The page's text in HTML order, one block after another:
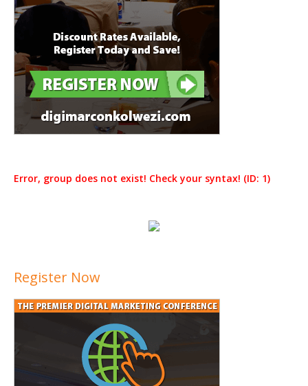
Error, group does not exist! Check your syntax! (ID: 1)
Register Now